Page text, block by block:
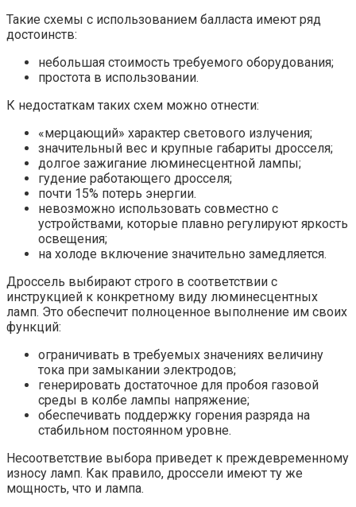
Такие схемы с использованием балласта имеют ряд
достоинств:
небольшая стоимость требуемого оборудования;
простота в использовании.
К недостаткам таких схем можно отнести:
«мерцающий» характер светового излучения;
значительный вес и крупные габариты дросселя;
долгое зажигание люминесцентной лампы;
гудение работающего дросселя;
почти 15% потерь энергии.
невозможно использовать совместно с
устройствами, которые плавно регулируют яркость
освещения;
на холоде включение значительно замедляется.
Дроссель выбирают строго в соответствии c
инструкцией к конкретному виду люминесцентных
ламп. Это обеспечит полноценное выполнение им своих
функций:
ограничивать в требуемых значениях величину
тока при замыкании электродов;
генерировать достаточное для пробоя газовой
среды в колбе лампы напряжение;
обеспечивать поддержку горения разряда на
стабильном постоянном уровне.
Несоответствие выбора приведет к преждевременному
износу ламп. Как правило, дроссели имеют ту же
мощность, что и лампа.